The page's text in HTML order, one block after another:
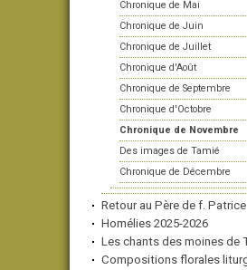
Chronique de Mai
Chronique de Juin
Chronique de Juillet
Chronique d'Août
Chronique de Septembre
Chronique d'Octobre
Chronique de Novembre
Des images de Tamié
Chronique de Décembre
Retour au Père de f. Patrice
Homélies 2025-2026
Les chants des moines de
Compositions florales